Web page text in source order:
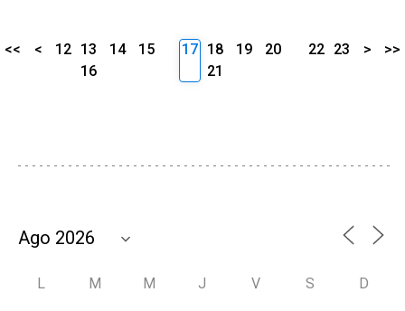
<< < 12 13 14
15
16
17 18 19
20
21
22 23 > >>
L M M J V S D